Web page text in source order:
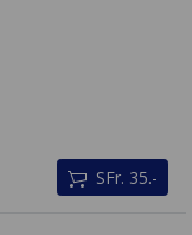
SFr. 35.-